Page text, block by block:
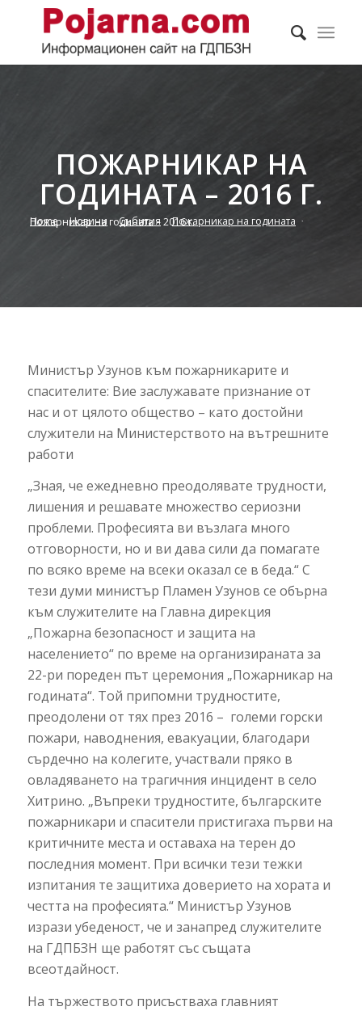
ПОЖАРНИКАР НА
ГОДИНАТА – 2016 Г.
Home / Новини / Събития / Пожарникар на годината /
Пожарникар на годината – 2016 г.
Министър Узунов към пожарникарите и
спасителите: Вие заслужавате признание от
нас и от цялото общество – като достойни
служители на Министерството на вътрешните
работи
„Зная, че ежедневно преодолявате трудности,
лишения и решавате множество сериозни
проблеми. Професията ви възлага много
отговорности, но и ви дава сили да помагате
по всяко време на всеки оказал се в беда.“ С
тези думи министър Пламен Узунов се обърна
към служителите на Главна дирекция
„Пожарна безопасност и защита на
населението“ по време на организираната за
22-ри пореден път церемония „Пожарникар на
годината“. Той припомни трудностите,
преодолени от тях през 2016 – големи горски
пожари, наводнения, евакуации, благодари
сърдечно на колегите, участвали пряко в
овладяването на трагичния инцидент в село
Хитрино. „Въпреки трудностите, българските
пожарникари и спасители пристигаха първи на
критичните места и оставаха на терен до
последния момент. При всички тези тежки
изпитания те защитиха доверието на хората и
честта на професията.“ Министър Узунов
изрази убеденост, че и занапред служителите
на ГДПБЗН ще работят със същата
всеотдайност.
На тържеството присъстваха главният